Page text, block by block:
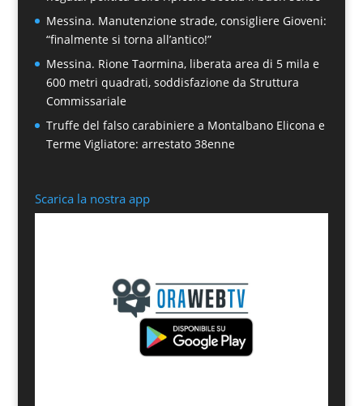
Messina. Manutenzione strade, consigliere Gioveni:
“finalmente si torna all’antico!”
Messina. Rione Taormina, liberata area di 5 mila e
600 metri quadrati, soddisfazione da Struttura
Commissariale
Truffe del falso carabiniere a Montalbano Elicona e
Terme Vigliatore: arrestato 38enne
Scarica la nostra app